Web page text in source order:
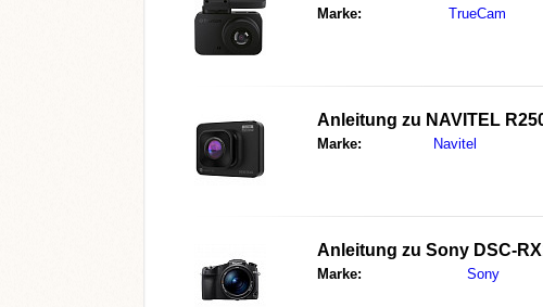
Marke: TrueCam
Anleitung zu NAVITEL
Marke: Navitel
Anleitung zu Sony DSC-
Marke: Sony